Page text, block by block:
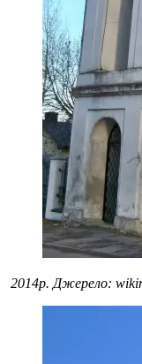
2014р. Джерело: